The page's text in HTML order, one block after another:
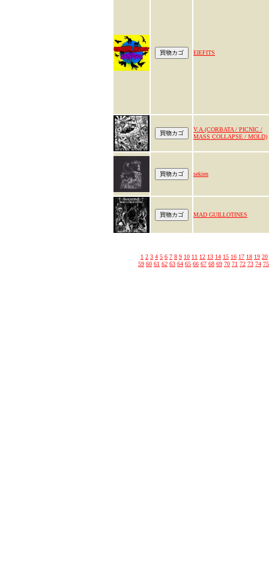
EIEFITS
V.A.(CORBATA / PICNIC /
MASS COLLAPSE / MOLD)
sekien
MAD GUILLOTINES
1 2 3 4 5 6 7 8 9 10 11 12 13 14 15 16 17 18 19 20
59 60 61 62 63 64 65 66 67 68 69 70 71 72 73 74 75